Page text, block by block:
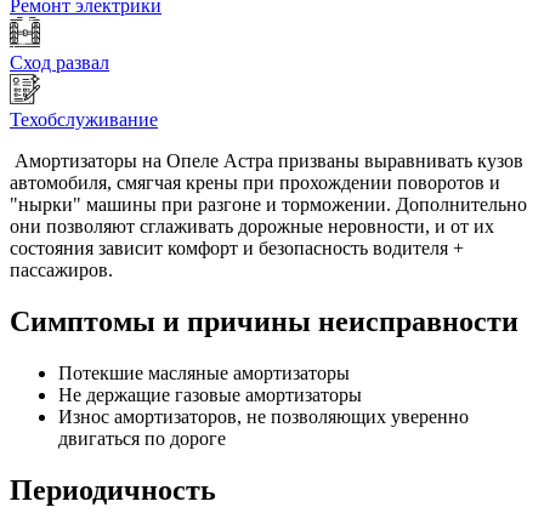
Ремонт электрики
Сход развал
Техобслуживание
Амортизаторы на Опеле Астра призваны выравнивать кузов
автомобиля, смягчая крены при прохождении поворотов и
"нырки" машины при разгоне и торможении. Дополнительно
они позволяют сглаживать дорожные неровности, и от их
состояния зависит комфорт и безопасность водителя +
пассажиров.
Симптомы и причины неисправности
Потекшие масляные амортизаторы
Не держащие газовые амортизаторы
Износ амортизаторов, не позволяющих уверенно
двигаться по дороге
Периодичность